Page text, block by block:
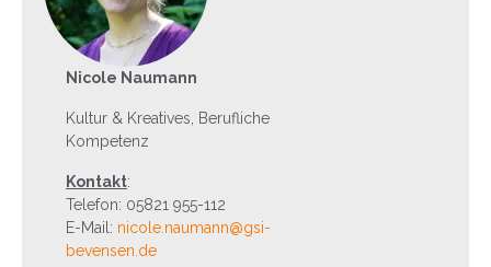
Nicole Naumann
Kultur & Kreatives, Berufliche
Kompetenz
Kontakt:
Telefon: 05821 955-112
E-Mail: nicole.naumann@gsi-
bevensen.de